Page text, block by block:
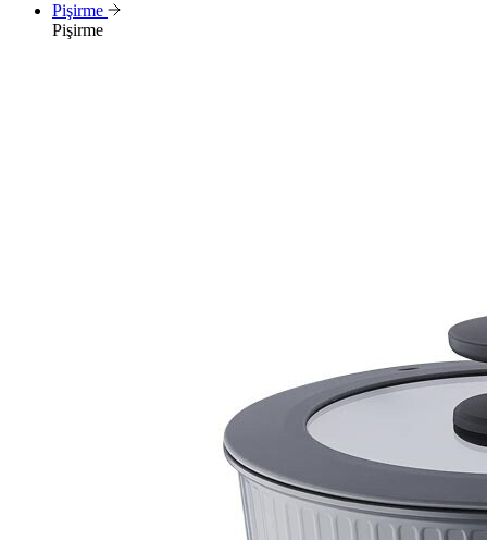
Pişirme
Pişirme